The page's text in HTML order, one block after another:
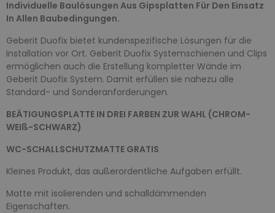
Individuelle Baulösungen Aus Gipsplatten Für Den Einsatz
In Allen Baubedingungen.
Geberit Duofix bietet kundenspezifische Lösungen für die
Installation vor Ort. Geberit Duofix Systemschienen und Clips
ermöglichen auch die Erstellung kompletter Wände im
Geberit Duofix System. Damit erfüllen sie nahezu alle
Standard- und Sonderanforderungen.
BEÄTIGUNGSPLATTE IN DREI FARBEN ZUR WAHL (CHROM-
WEIß-SCHWARZ)
WC-SCHALLSCHUTZMATTE GRATIS
Kleines Produkt, das außerordentliche Aufgaben erfüllt.
Matte mit isolierenden und schalldämmenden
Eigenschaften.